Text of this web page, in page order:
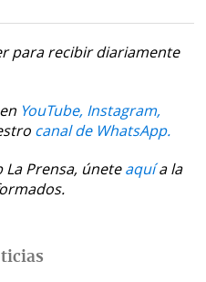
para recibir diariamente
YouTube, Instagram,
canal de WhatsApp.
La Prensa, úneteaquía la